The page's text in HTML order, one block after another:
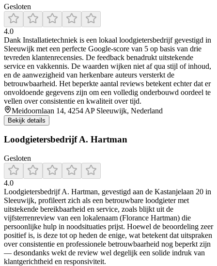
Gesloten
4.0
Dank Installatietechniek is een lokaal loodgietersbedrijf gevestigd in
Sleeuwijk met een perfecte Google-score van 5 op basis van drie
tevreden klantenrecensies. De feedback benadrukt uitstekende
service en vakkennis. De waarden wijken niet af qua stijl of inhoud,
en de aanwezigheid van herkenbare auteurs versterkt de
betrouwbaarheid. Het beperkte aantal reviews betekent echter dat er
onvoldoende gegevens zijn om een volledig onderbouwd oordeel te
vellen over consistentie en kwaliteit over tijd.
Meidoornlaan 14, 4254 AP Sleeuwijk, Nederland
Bekijk details
Loodgietersbedrijf A. Hartman
Gesloten
4.0
Loodgietersbedrijf A. Hartman, gevestigd aan de Kastanjelaan 20 in
Sleeuwijk, profileert zich als een betrouwbare loodgieter met
uitstekende bereikbaarheid en service, zoals blijkt uit de
vijfsterrenreview van een lokalenaam (Florance Hartman) die
persoonlijke hulp in noodsituaties prijst. Hoewel de beoordeling zeer
positief is, is deze tot op heden de enige, wat betekent dat uitspraken
over consistentie en professionele betrouwbaarheid nog beperkt zijn
— desondanks wekt de review wel degelijk een solide indruk van
klantgerichtheid en responsiviteit.